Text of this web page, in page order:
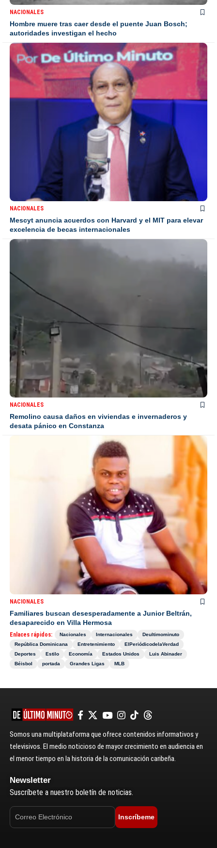
NACIONALES
Hombre muere tras caer desde el puente Juan Bosch;
autoridades investigan el hecho
NACIONALES
Mescyt anuncia acuerdos con Harvard y el MIT para elevar
excelencia de becas internacionales
NACIONALES
Remolino causa daños en viviendas e invernaderos y
desata pánico en Constanza
NACIONALES
Familiares buscan desesperadamente a Junior Beltrán,
desaparecido en Villa Hermosa
Enlaces rápidos: Nacionales Internacionales
Deultimominuto
República Dominicana
Entretenimiento
ElPeriódicodelaVerdad
Deportes
Estilo Economía Estados Unidos
Luis Abinader
Béisbol
portada Grandes Ligas MLB
Somos una multiplataforma que ofrece contenidos informativos y
televisivos. El medio noticioso de mayor crecimiento en audiencia en
el menor tiempo en la historia de la comunicación caribeña.
Newsletter
Suscríbete a nuestro boletín de noticias.
Inscríbeme